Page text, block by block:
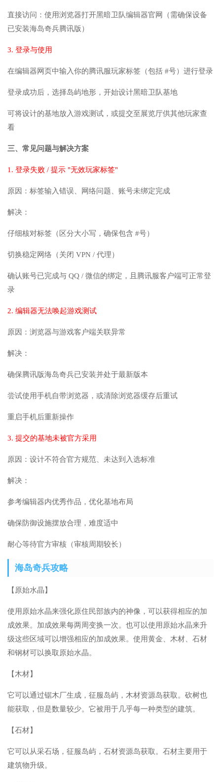
直接访问：使用浏览器打开黑暗卫队编辑器官网（需确保设备
已安装海岛奇兵腾讯版）
3. 登录与使用
在编辑器网页中输入你的腾讯服玩家标签（包括 #号）进行登录
登录成功后，选择岛屿地形，开始设计黑暗卫队基地
可将设计的基地放入游戏测试，或提交至展览厅供其他玩家查
看
三、常见问题与解决方案
1. 登录失败 / 提示 "无效玩家标签"
原因：标签输入错误、网络问题、账号未绑定完成
解决：
仔细核对标签（区分大小写，确保包含 #号）
切换稳定网络（关闭 VPN / 代理）
确认账号已完成与 QQ / 微信的绑定，且腾讯服客户端可正常登
录
2. 编辑器无法唤起游戏测试
原因：浏览器与游戏客户端关联异常
解决：
确保腾讯版海岛奇兵已安装并处于最新版本
尝试使用手机自带浏览器，或清除浏览器缓存后重试
重启手机后重新操作
3. 提交的基地未被官方采用
原因：设计不符合官方规范、未达到入选标准
解决：
参考编辑器内优秀作品，优化基地布局
确保防御设施摆放合理，难度适中
耐心等待官方审核（审核周期较长）
海岛奇兵攻略
【原始水晶】
使用原始水晶来强化原住民部族内的神像，可以获得相应的加
成效果。加成效果每两周变换一次。也可以使用原始水晶来升
级这些区域可以增强相应的加成效果。使用黄金、木材、石材
和钢材可以换取原始水晶。
【木材】
它可以通过锯木厂生成，征服岛屿，木材资源岛获取。砍树也
能获取，但是数量较少。它被用于几乎每一种类型的建筑。
【石材】
它可以从采石场，征服岛屿，石材资源岛获取。石材主要用于
建筑物升级。